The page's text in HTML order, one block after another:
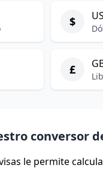
$
£
conversor
le permite